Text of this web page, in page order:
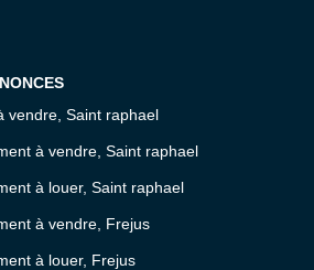
vendre, Saint raphael
à vendre, Saint raphael
à louer, Saint raphael
à vendre, Frejus
à louer, Frejus